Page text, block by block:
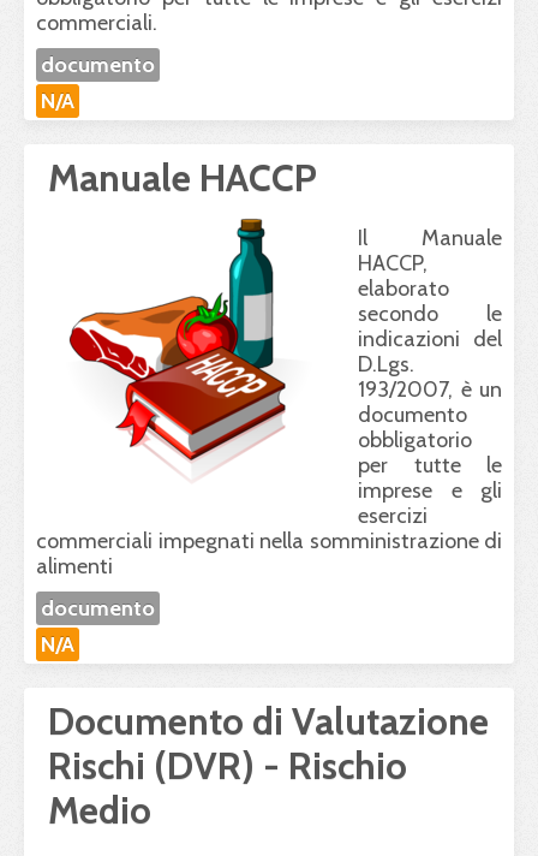
commerciali.
documento
N/A
Manuale HACCP
Il Manuale
HACCP,
elaborato
secondo le
indicazioni del
D.Lgs.
193/2007, è un
documento
obbligatorio
per tutte le
imprese e gli
esercizi
commerciali impegnati nella somministrazione di
alimenti
documento
N/A
Documento di Valutazione
Rischi (DVR) - Rischio
Medio